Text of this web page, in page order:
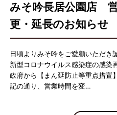
みそ吟長居公園店
更・延長のお知らせ
日頃よりみそ吟をご愛顧いただき
新型コロナウイルス感染症の感染
政府から【まん延防止等重点措置
記の通り、営業時間を変…